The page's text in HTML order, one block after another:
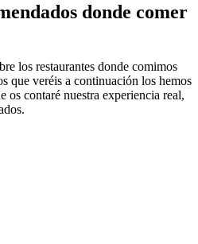
donde comer
los restaurantes donde comimos
que veréis a continuación los hemos
os contaré nuestra experiencia real,